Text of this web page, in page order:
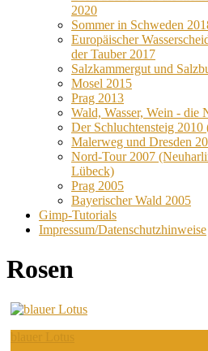
2020
Sommer in Schweden
Europäischer
der Tauber 2017
Salzkammergut und
Mosel 2015
Prag 2013
Wald, Wasser, Wein - die
Der Schluchtensteig
Malerweg und Dresden
Nord-Tour 2007
Lübeck)
Prag 2005
Bayerischer Wald 2005
Gimp-Tutorials
Impressum/Datenschutzhinweise
Rosen